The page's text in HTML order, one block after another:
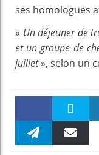
ses homologues
« Un déjeuner de
et un groupe de
juillet», selon un
Faceboo Twitter